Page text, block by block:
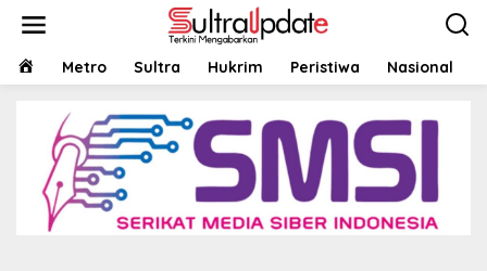
HOMEMetro Sultra Hukrim Peristiwa Nasional